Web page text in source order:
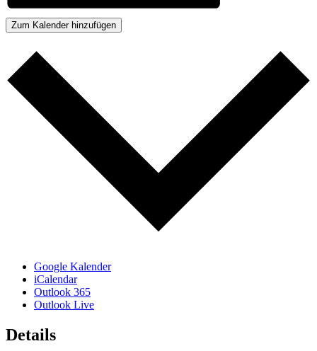
Zum Kalender hinzufügen
Google Kalender
iCalendar
Outlook 365
Outlook Live
Details